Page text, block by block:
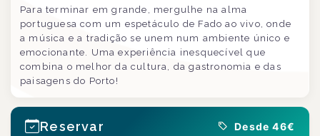
Para terminar em grande, mergulhe na alma
portuguesa com um espetáculo de Fado ao vivo, onde
a música e a tradição se unem num ambiente único e
emocionante. Uma experiência inesquecível que
combina o melhor da cultura, da gastronomia e das
paisagens do Porto!
Reservar Desde 46€